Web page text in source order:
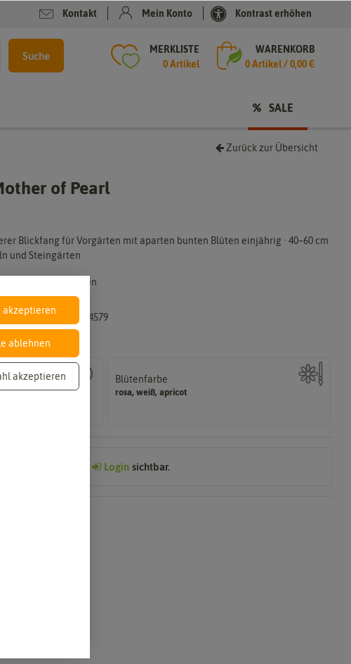
Kontakt Mein Konto Kontrast erhöhen
Suche
MERKLISTE
0 Artikel
WARENKORB
0Artikel /0,00 €
SALE
Zurück zur Übersicht
of Pearl
Blickfang für Vorgärten mit aparten bunten Blüten einjährig · 40–60 cm
und Steingärten
Dürr-Samen
4457-DS
4017048144579
und Pflanzgut sehr
Blütenfarbe
rosa, weiß, apricot
Wie ist die Blüte eingefärbt? Kann auch mehrfarbig
Loginsichtbar.
akzeptieren
ablehnen
akzeptieren